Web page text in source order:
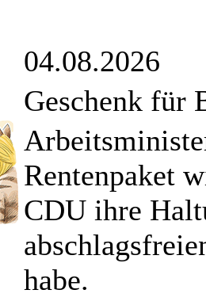
04.08.2026
Geschenk für
Rentenpaket
CDU ihre
habe.